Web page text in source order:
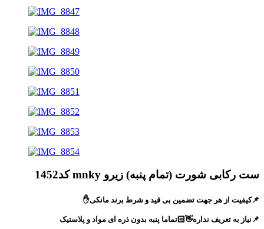
ست رکابی شورت (تمام پنبه) زیرو mnky کد1452
📌کیفیت از هر جهت تضمین بی قید و شرط برند مانکی✋
📌نیاز به تعریف نداره👋🏻تماما پنبه بدون ذره ای مواد و پلاستیک